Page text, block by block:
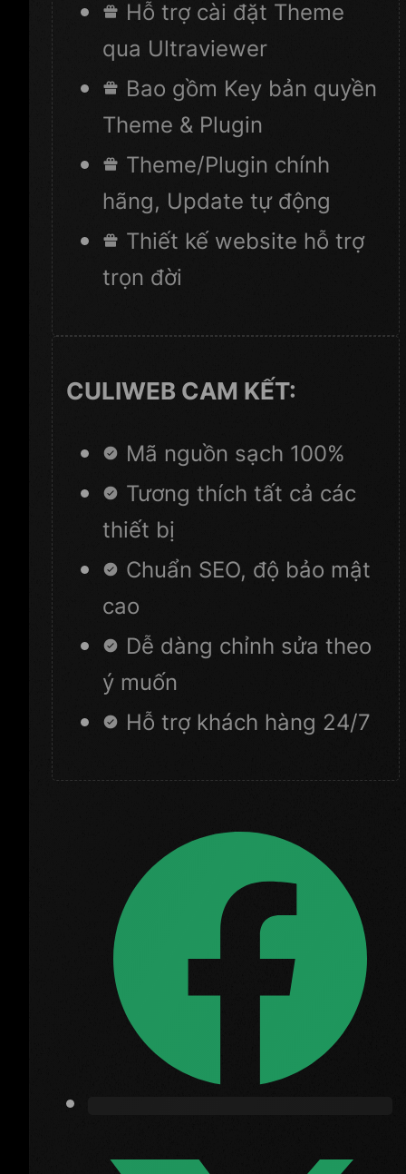
Hỗ trợ cài đặt Theme
qua Ultraviewer
Bao gồm Key bản quyền
Theme & Plugin
Theme/Plugin chính
hãng, Update tự động
Thiết kế website hỗ trợ
trọn đời
CULIWEB CAM KẾT:
Mã nguồn sạch 100%
Tương thích tất cả các
thiết bị
Chuẩn SEO, độ bảo mật
cao
Dễ dàng chỉnh sửa theo
ý muốn
Hỗ trợ khách hàng 24/7